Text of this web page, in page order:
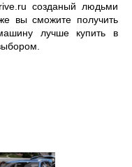
созданый людьми
вы сможите получить
лучше купить в